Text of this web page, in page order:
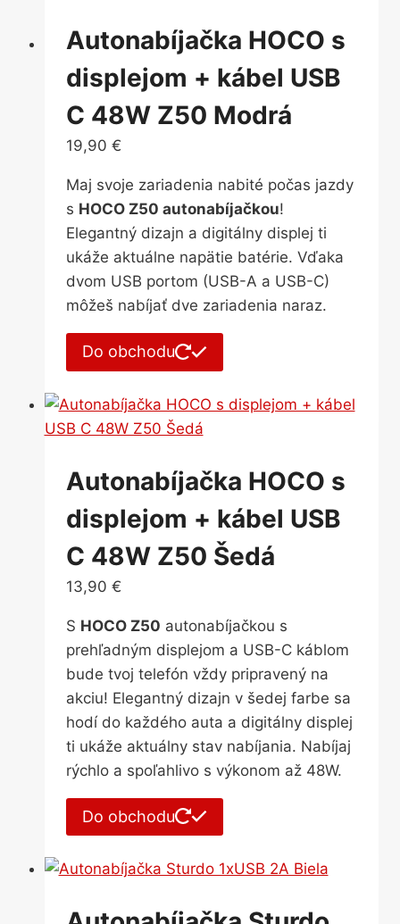
Autonabíjačka HOCO s
displejom + kábel USB
C 48W Z50 Modrá
19,90 €
Maj svoje zariadenia nabité počas jazdy
s HOCO Z50 autonabíjačkou!
Elegantný dizajn a digitálny displej ti
ukáže aktuálne napätie batérie. Vďaka
dvom USB portom (USB-A a USB-C)
môžeš nabíjať dve zariadenia naraz.
Do obchodu
Autonabíjačka HOCO s
displejom + kábel USB
C 48W Z50 Šedá
13,90 €
S HOCO Z50 autonabíjačkou s
prehľadným displejom a USB-C káblom
bude tvoj telefón vždy pripravený na
akciu! Elegantný dizajn v šedej farbe sa
hodí do každého auta a digitálny displej
ti ukáže aktuálny stav nabíjania. Nabíjaj
rýchlo a spoľahlivo s výkonom až 48W.
Do obchodu